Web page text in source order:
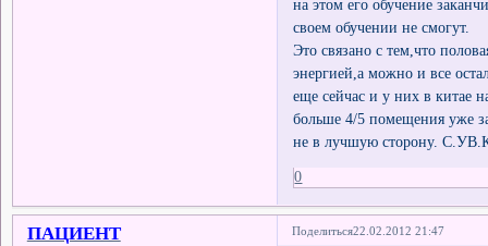
на этом его обучение
своем обучении не смогут.
Это связано с тем,что
энергией,а можно и все
еще сейчас и у них в китае
больше 4/5 помещения уже
не в лучшую сторону.
0
Поделиться22.02.2012 21:47
ПАЦИЕНТ